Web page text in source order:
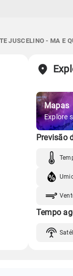
JUSCELINO - MA E
Mapas
Explore
Previsão
Tempo